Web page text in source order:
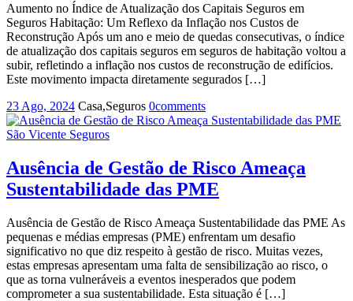
Aumento no Índice de Atualização dos Capitais Seguros em
Seguros Habitação: Um Reflexo da Inflação nos Custos de
Reconstrução Após um ano e meio de quedas consecutivas, o índice
de atualização dos capitais seguros em seguros de habitação voltou a
subir, refletindo a inflação nos custos de reconstrução de edifícios.
Este movimento impacta diretamente segurados […]
23 Ago, 2024 Casa,Seguros 0comments
São Vicente Seguros
Ausência de Gestão de Risco Ameaça
Sustentabilidade das PME
Ausência de Gestão de Risco Ameaça Sustentabilidade das PME As
pequenas e médias empresas (PME) enfrentam um desafio
significativo no que diz respeito à gestão de risco. Muitas vezes,
estas empresas apresentam uma falta de sensibilização ao risco, o
que as torna vulneráveis a eventos inesperados que podem
comprometer a sua sustentabilidade. Esta situação é […]